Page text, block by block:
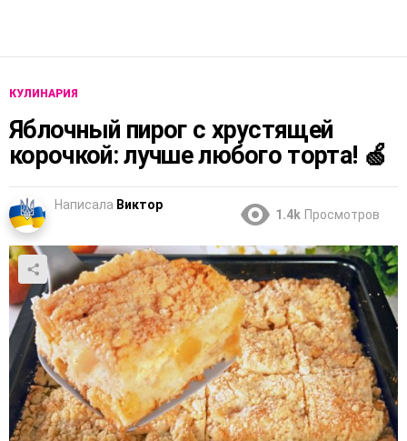
КУЛИНАРИЯ
Яблочный пирог с хрустящей
корочкой: лучше любого торта! 🍏
Написала Виктор
1.4k Просмотров